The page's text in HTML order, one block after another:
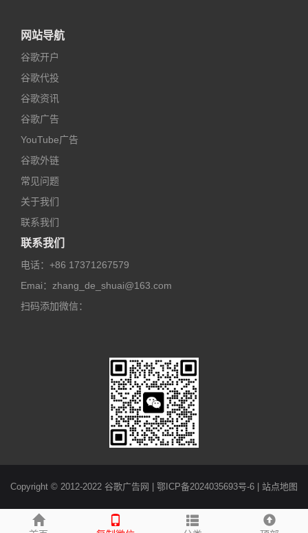
网站导航
谷歌开户
谷歌代投
谷歌资讯
谷歌广告
YouTube广告
谷歌外链
常见问题
关于我们
联系我们
联系我们
电话： +86 17371267579
Emai： zhang_de_shuai@163.com
扫码添加微信：
Copyright © 2012-2022 谷歌广告网 | 鄂ICP备2024035693号-6 站点地图